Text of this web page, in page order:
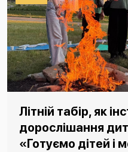
Літній табір, як
дорослішання
«Готуємо дітей і